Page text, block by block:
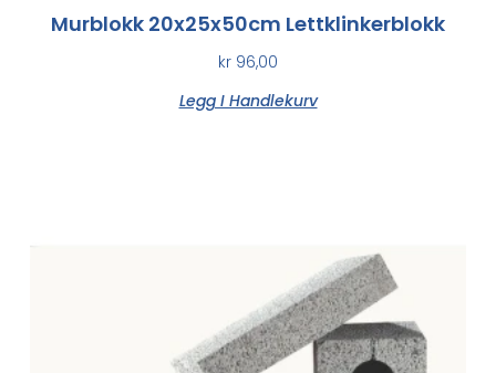
Murblokk 20x25x50cm Lettklinkerblokk
kr 96,00
Legg I Handlekurv